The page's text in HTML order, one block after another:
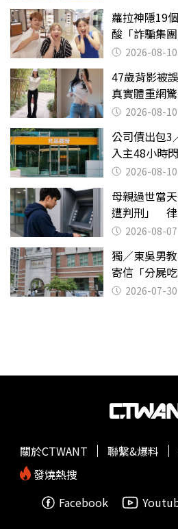
蘿拉神隱19
酸「詐騙集
2026-08-10
47歲背影被
真實體重網
斤？2026-08-10
公司債出包
入主48小時
2026-08-10
母親過世當
遭判刑」 律
2026-08-07
獨／東吳男
寄信「分屍
關 2026-07-30
關於CTWANT 聯繫&爆料
發燒熱搜
Facebook